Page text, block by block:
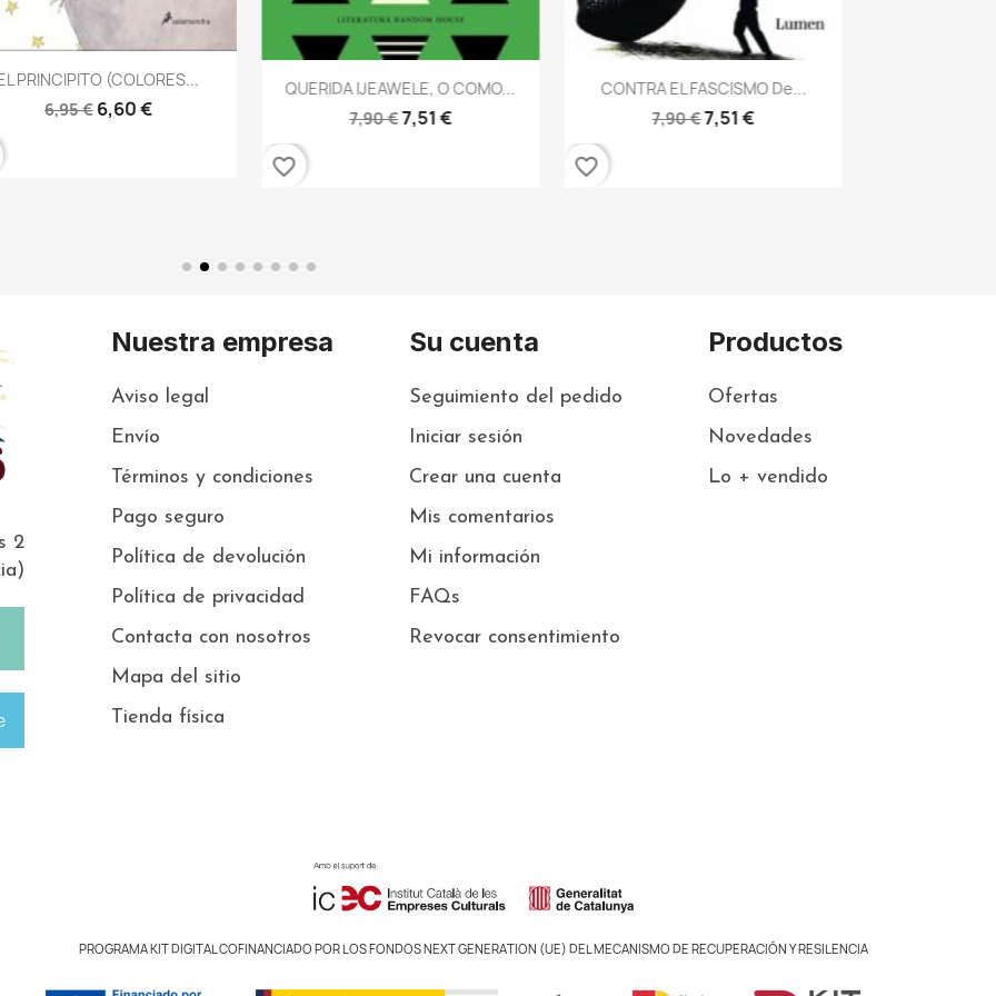
Vista rápida
PRINCIPITO (COLORES...
6,95 € 6,60 €
Vista rápida
QUERIDA IJEAWELE, O COMO...
7,90 €7,51 €
favorite_border
Vista rápida
CONTRA EL FASCISMO De...
7,90 €7,51 €
favorite_border
2
Nuestra empresa
Aviso legal
Envío
Términos y condiciones
Pago seguro
Política de devolución
Política de privacidad
Contacta con nosotros
Mapa del sitio
Tienda física
Su cuenta
Seguimiento del pedido
Iniciar sesión
Crear una cuenta
Mis comentarios
Mi información
FAQs
Revocar consentimiento
Productos
Ofertas
Novedades
Lo + vendido
PROGRAMA KIT DIGITAL COFINANCIADO POR LOS FONDOS NEXT GENERATION (UE) DEL MECANISMO DE RECUPERACIÓN Y RESILENCIA